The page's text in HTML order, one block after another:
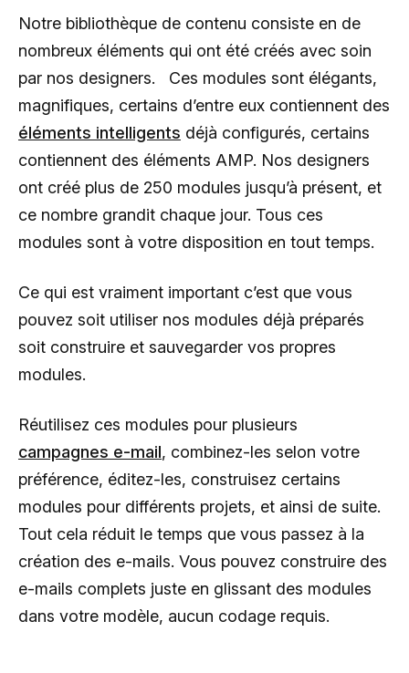
Notre bibliothèque de contenu consiste en de
nombreux éléments qui ont été créés avec soin
par nos designers. Ces modules sont élégants,
magnifiques, certains d’entre eux contiennent des
éléments intelligents déjà configurés, certains
contiennent des éléments AMP. Nos designers
ont créé plus de 250 modules jusqu’à présent, et
ce nombre grandit chaque jour. Tous ces
modules sont à votre disposition en tout temps.
Ce qui est vraiment important c’est que vous
pouvez soit utiliser nos modules déjà préparés
soit construire et sauvegarder vos propres
modules.
Réutilisez ces modules pour plusieurs
campagnes e-mail, combinez-les selon votre
préférence, éditez-les, construisez certains
modules pour différents projets, et ainsi de suite.
Tout cela réduit le temps que vous passez à la
création des e-mails. Vous pouvez construire des
e-mails complets juste en glissant des modules
dans votre modèle, aucun codage requis.